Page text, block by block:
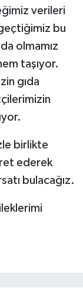
verileri
bu
olmamız
taşıyor.
gıda
birlikte
ederek
bulacağız.